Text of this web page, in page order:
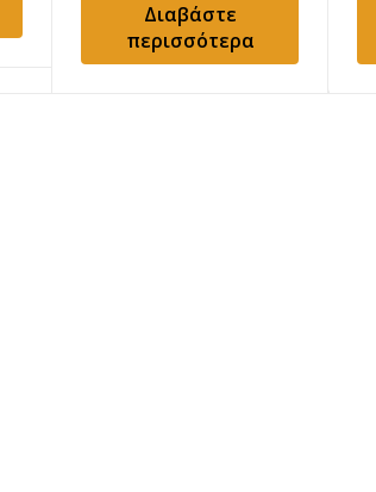
Διαβάστε
περισσότερα